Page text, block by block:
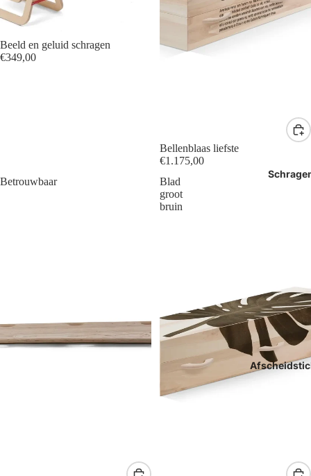
Beeld en geluid schragen
€349,00
Bellenblaas liefste
€1.175,00
Betrouwbaar
Blad
groot
bruin